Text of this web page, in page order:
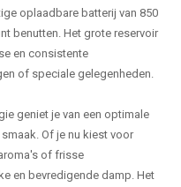
oplaadbare batterij van 850
benutten. Het grote reservoir
en consistente
of speciale gelegenheden.
geniet je van een optimale
Of je nu kiest voor
of frisse
en bevredigende damp. Het